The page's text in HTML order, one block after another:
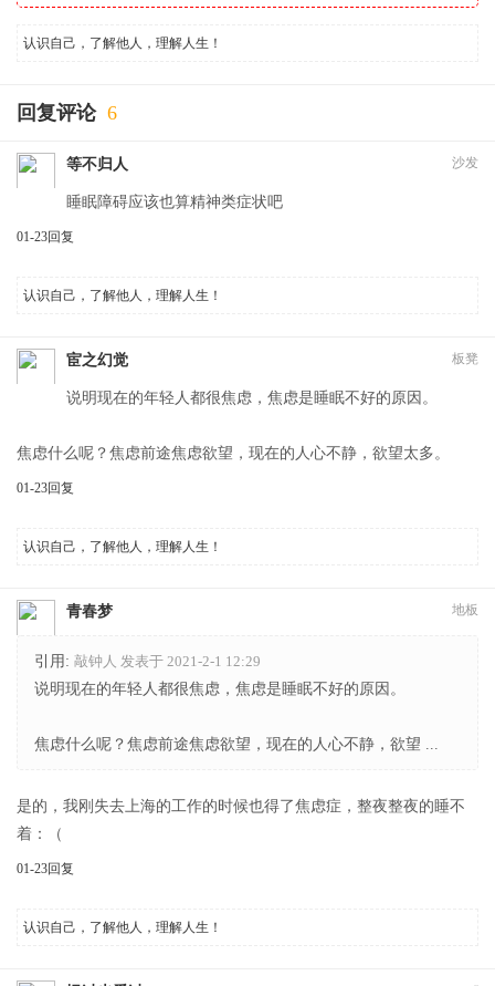
认识自己，了解他人，理解人生！
回复评论 6
沙发
等不归人
睡眠障碍应该也算精神类症状吧
01-23回复
认识自己，了解他人，理解人生！
板凳
宦之幻觉
说明现在的年轻人都很焦虑，焦虑是睡眠不好的原因。
焦虑什么呢？焦虑前途焦虑欲望，现在的人心不静，欲望太多。
01-23回复
认识自己，了解他人，理解人生！
地板
青春梦
引用: 敲钟人 发表于 2021-2-1 12:29
说明现在的年轻人都很焦虑，焦虑是睡眠不好的原因。
焦虑什么呢？焦虑前途焦虑欲望，现在的人心不静，欲望 ...
是的，我刚失去上海的工作的时候也得了焦虑症，整夜整夜的睡不
着：（
01-23回复
认识自己，了解他人，理解人生！